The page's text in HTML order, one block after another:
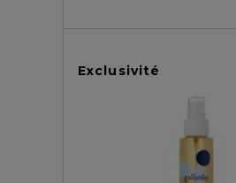
Exclusivité